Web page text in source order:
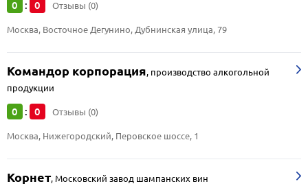
0 : 0 Отзывы (0)
Москва, Восточное Дегунино, Дубнинская улица, 79
Командор корпорация, производство алкогольной
продукции
0 : 0 Отзывы (0)
Москва, Нижегородский, Перовское шоссе, 1
Корнет, Московский завод шампанских вин